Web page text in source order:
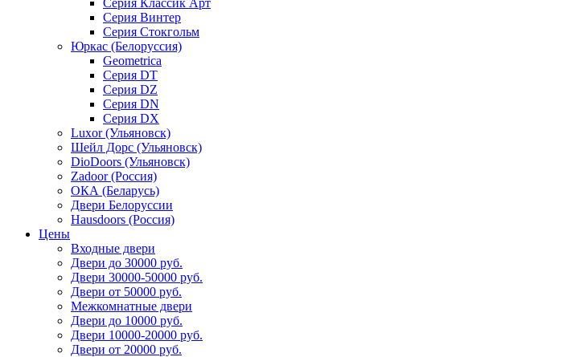
Серия Винтер
Серия Стокгольм
Юркас (Белоруссия)
Geometrica
Серия DT
Серия DZ
Серия DN
Серия DX
Luxor (Ульяновск)
Шейл Дорс (Ульяновск)
DioDoors (Ульяновск)
Zadoor (Россия)
ОКА (Беларусь)
Двери Белоруссии
Hausdoors (Россия)
Цены
Входные двери
Двери до 30000 руб.
Двери 30000-50000 руб.
Двери от 50000 руб.
Межкомнатные двери
Двери до 10000 руб.
Двери 10000-20000 руб.
Двери от 20000 руб.